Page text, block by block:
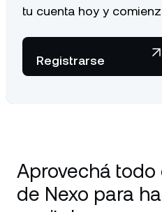
tu cuenta hoy y
Registrarse
Aprovechá
de Nexo para